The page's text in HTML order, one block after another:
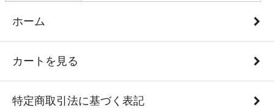
ホーム
カートを見る
特定商取引法に基づく表記